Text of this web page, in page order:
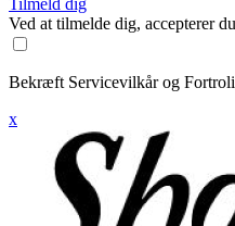
Tilmeld dig
Ved at tilmelde dig, accepterer
Bekræft Servicevilkår og
x